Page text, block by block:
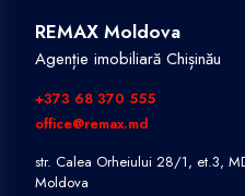
REMAX Moldova
Agenție imobiliară Chișinău
+373 68 370 555
office@remax.md
str. Calea Orheiului 28/1, et.3,
Moldova